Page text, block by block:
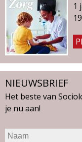
1
NIEUWSBRIEF
Het beste van
je nu aan!